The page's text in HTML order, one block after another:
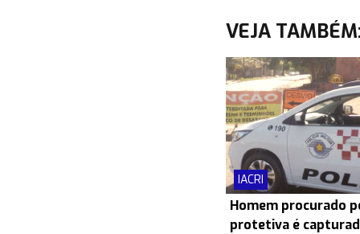
VEJA
IACRI
Homem procurado
protetiva é